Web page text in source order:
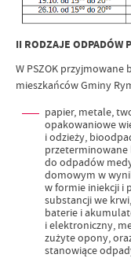
II RODZAJE ODPADÓW
W PSZOK
mieszkańców Gminy
papier, metale,
opakowaniowe
i odzieży,
przeterminowane
do odpadów
domowym w
w formie iniekcji i
substancji we
baterie i
i elektroniczny,
zużyte opony,
stanowiące